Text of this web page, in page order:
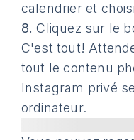
calendrier et
8. Cliquez sur le
C'est tout!
tout le contenu
Instagram privé
ordinateur.